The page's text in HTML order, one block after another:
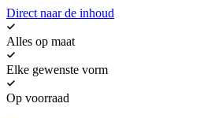
Direct naar de inhoud
Alles op maat
Elke gewenste vorm
Op voorraad